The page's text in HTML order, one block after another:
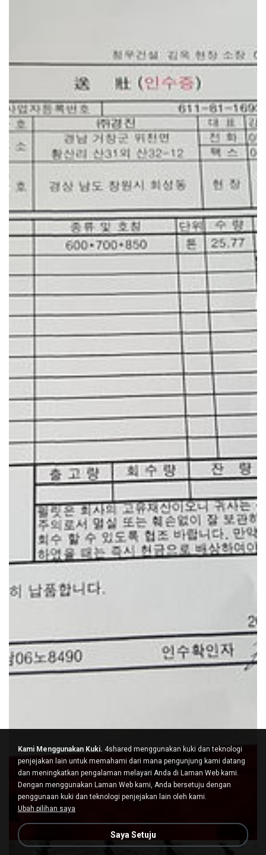
Kami Menggunakan Kuki. 4shared menggunakan kuki dan teknologi
penjejakan lain untuk memahami dari mana pengunjung kami datang
dan meningkatkan pengalaman melayari Anda di Laman Web kami.
Dengan menggunakan Laman Web kami, Anda bersetuju dengan
penggunaan kuki dan teknologi penjejakan lain oleh kami.
Ubah pilihan saya
Saya Setuju